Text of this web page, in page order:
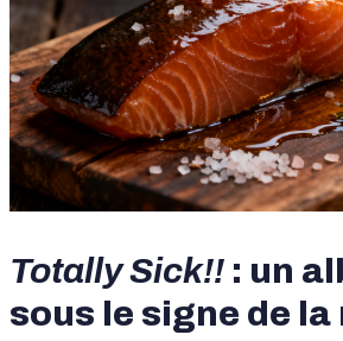
Totally Sick!! : un
sous le signe de